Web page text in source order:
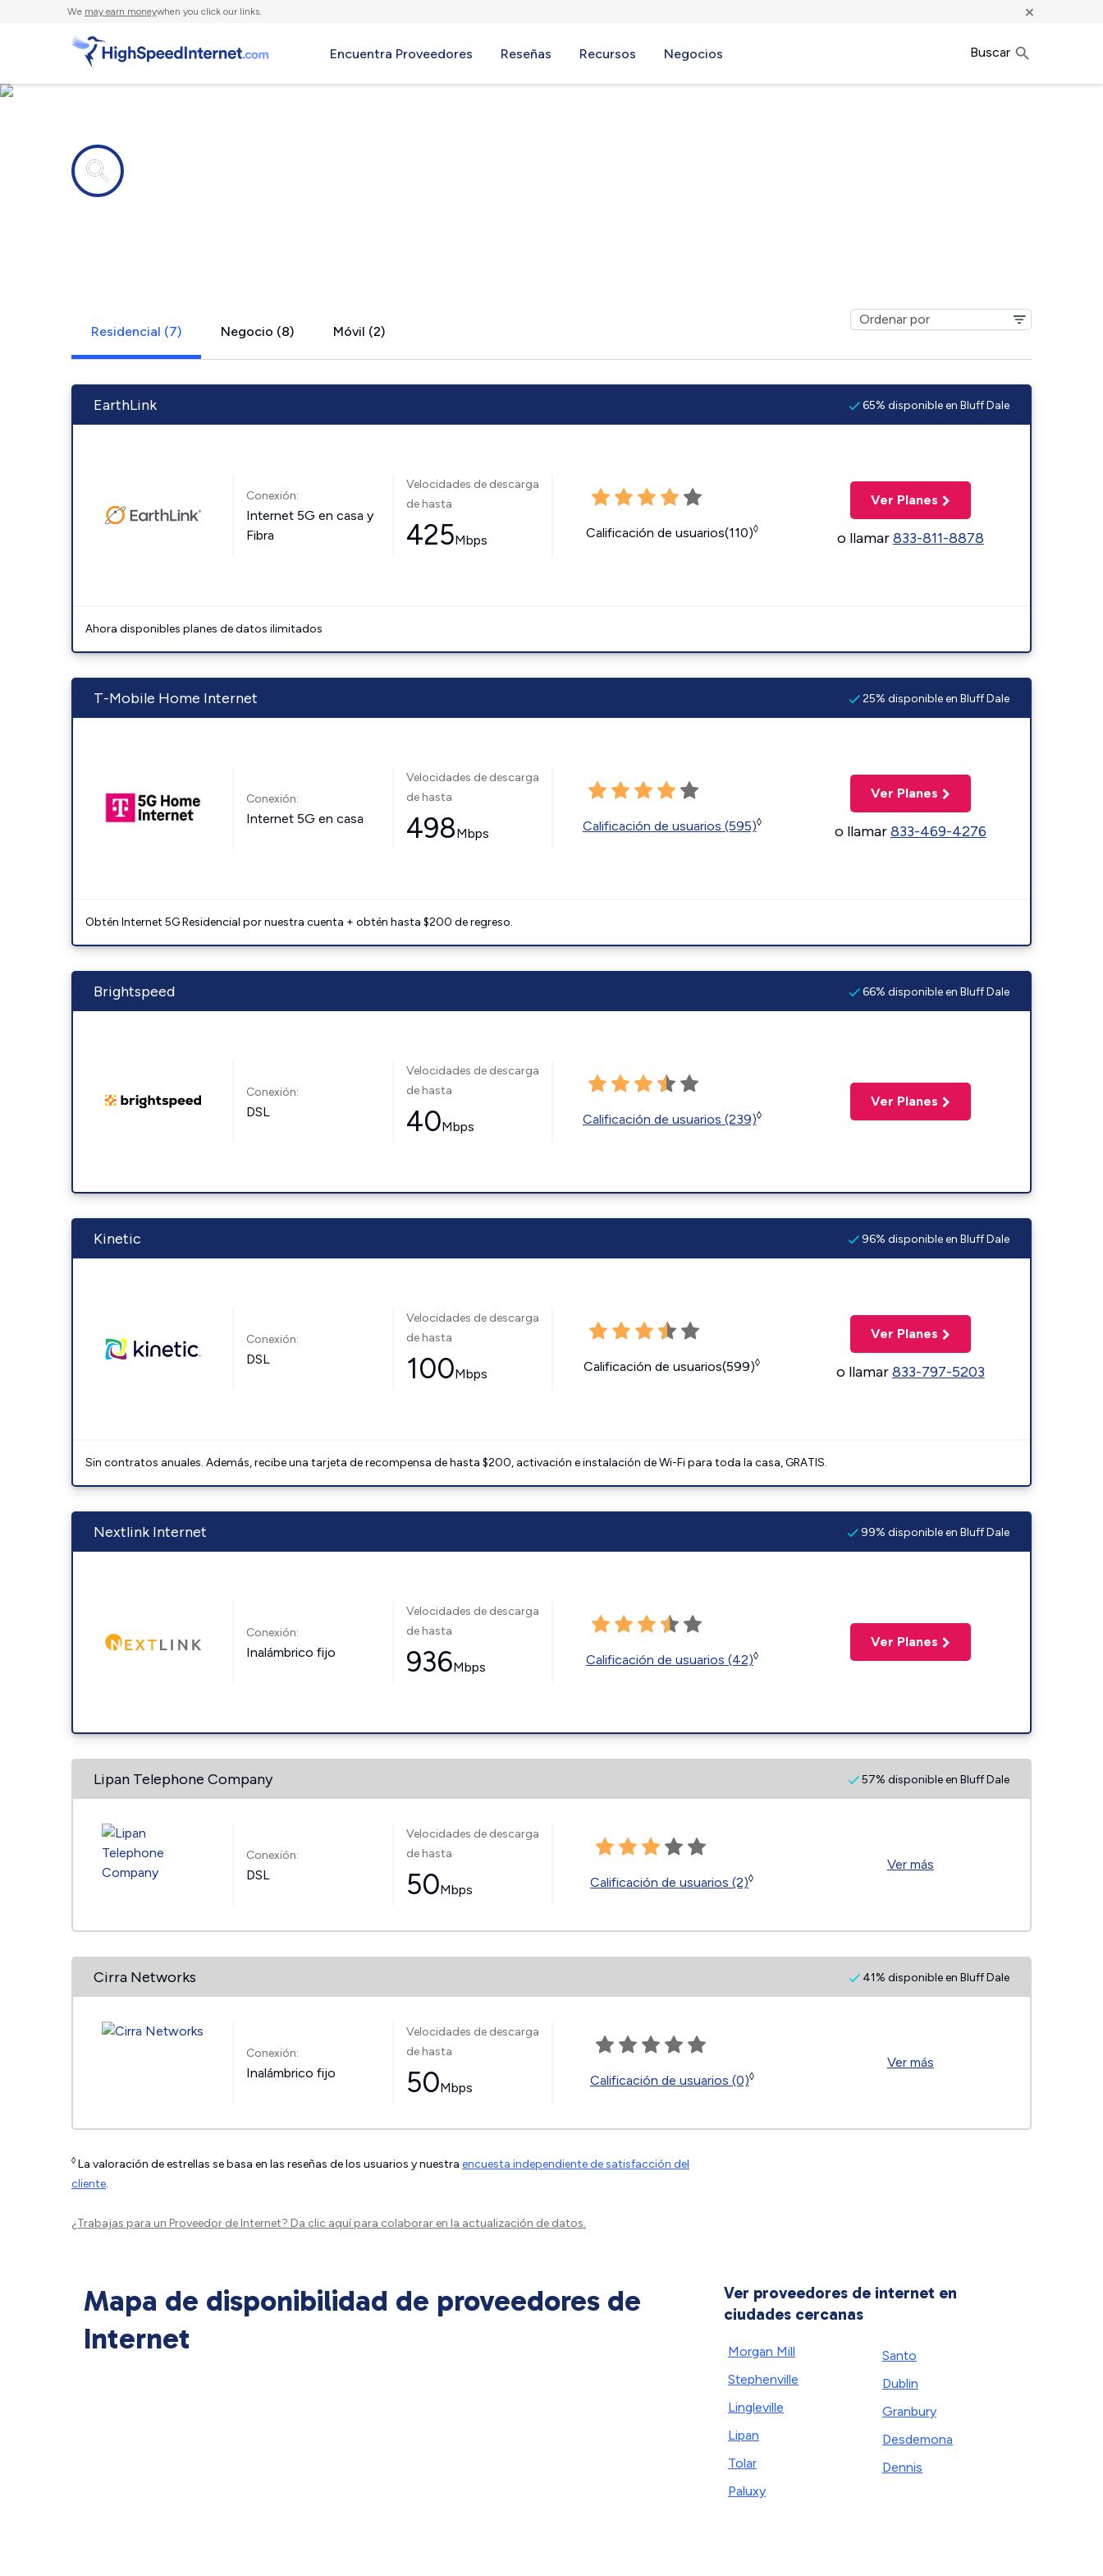
We may earn moneywhen you click our links. ×
Encuentra Proveedores Reseñas Recursos Negocios Buscar
Residencial (7) Negocio (8) Móvil (2)
EarthLink 65% disponible en Bluff Dale
Conexión:
Internet 5G en casa y
Fibra
Velocidades de descarga
de hasta
425Mbps Calificación de usuarios(110)◊
Ver Planes
o llamar833-811-8878
Ahora disponibles planes de datos ilimitados
T-Mobile Home Internet 25% disponible en Bluff Dale
Conexión:
Internet 5G en casa
Velocidades de descarga
de hasta
498Mbps Calificación de usuarios (595)◊
Ver Planes
o llamar833-469-4276
Obtén Internet 5G Residencial por nuestra cuenta + obtén hasta $200 de regreso.
Brightspeed 66% disponible en Bluff Dale
Conexión:
DSL
Velocidades de descarga
de hasta
40Mbps Calificación de usuarios (239)◊
Ver Planes
Kinetic 96% disponible en Bluff Dale
Conexión:
DSL
Velocidades de descarga
de hasta
100Mbps Calificación de usuarios(599)◊
Ver Planes
o llamar833-797-5203
Sin contratos anuales. Además, recibe una tarjeta de recompensa de hasta $200, activación e instalación de Wi-Fi para toda la casa, GRATIS.
Nextlink Internet 99% disponible en Bluff Dale
Conexión:
Inalámbrico fijo
Velocidades de descarga
de hasta
936Mbps Calificación de usuarios (42)◊
Ver Planes
Lipan Telephone Company 57% disponible en Bluff Dale
Conexión:
DSL
Velocidades de descarga
de hasta
50Mbps Calificación de usuarios (2)◊
Ver más
Cirra Networks 41% disponible en Bluff Dale
Conexión:
Inalámbrico fijo
Velocidades de descarga
de hasta
50Mbps Calificación de usuarios (0)◊
Ver más
◊ La valoración de estrellas se basa en las reseñas de los usuarios y nuestra encuesta independiente de satisfacción del
cliente.
¿Trabajas para un Proveedor de Internet? Da clic aquípara colaborar en la actualización de datos.
Mapa de disponibilidad de proveedores de
Internet
Ver proveedores de internet en
ciudades cercanas
Morgan Mill
Stephenville
Lingleville
Lipan
Tolar
Paluxy
Santo
Dublin
Granbury
Desdemona
Dennis